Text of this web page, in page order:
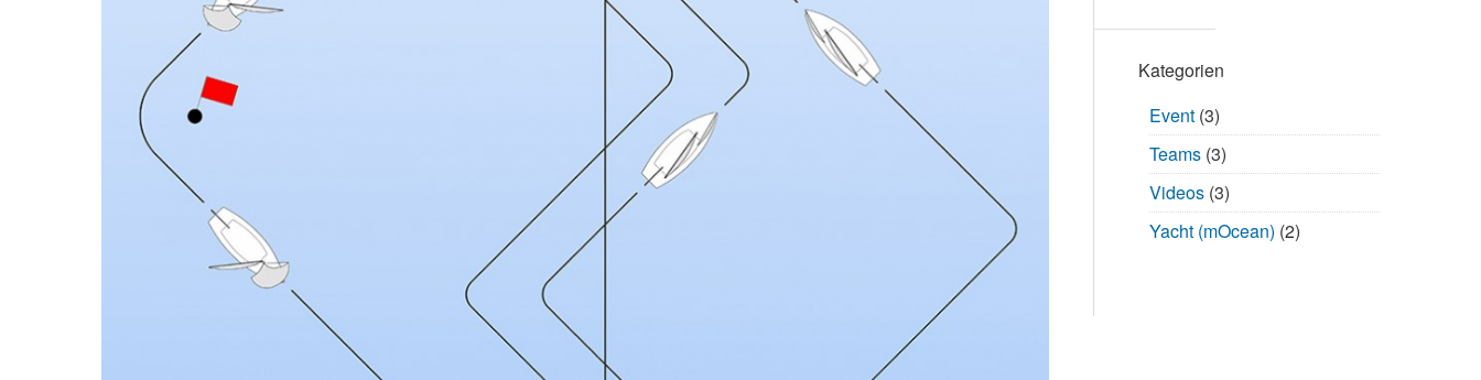
Kategorien
Event (3)
Teams (3)
Videos (3)
Yacht (mOcean) (2)